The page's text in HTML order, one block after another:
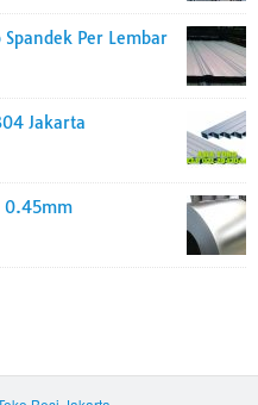
Per Lembar
Jakarta
0.45mm